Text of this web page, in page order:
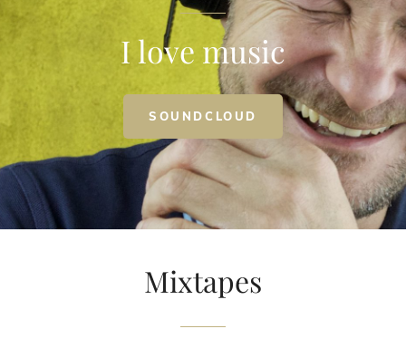
I love music
SOUNDCLOUD
BJÖRN
GÜNTHER
AKA.
DJ
NICE
DAVIS
Mixtapes